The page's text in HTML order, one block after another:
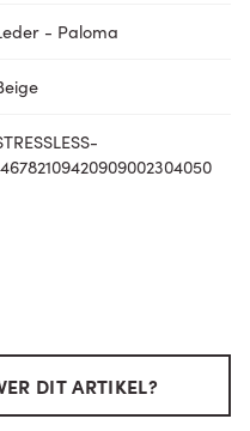
- Paloma
DIT ARTIKEL?